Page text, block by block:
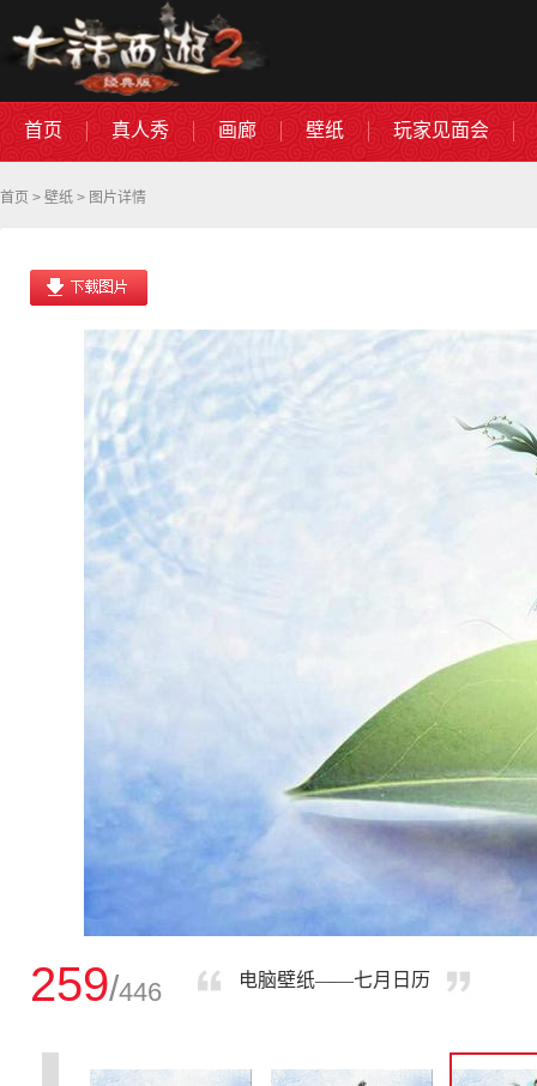
首页 真人秀 画廊 壁纸 玩家见面会
首页 > 壁纸 > 图片详情
259/446 电脑壁纸——七月日历